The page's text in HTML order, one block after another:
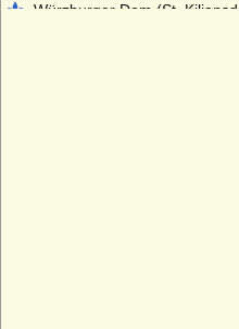
Würzburger Dom (St.